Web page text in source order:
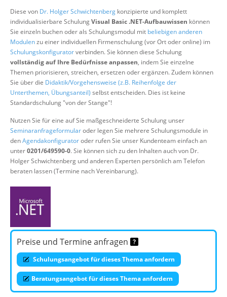
Suche
Diese von Dr. Holger Schwichtenberg konzipierte und komplett
individualisierbare SchulungVisual Basic .NET-Aufbauwissen können
Sie einzeln buchen oder als Schulungsmodul mit beliebigen anderen
Modulenzu einer individuellen Firmenschulung (vor Ort oder online) im
Schulungskonfiguratorverbinden. Sie können diese Schulung
vollständig auf Ihre Bedürfnisse anpassen, indem Sie einzelne
Themen priorisieren, streichen, ersetzen oder ergänzen. Zudem können
Sie über die Didaktik/Vorgehensweise (z.B. Reihenfolge der
Unterthemen, Übungsanteil) selbst entscheiden. Dies ist keine
Standardschulung "von der Stange"!
Nutzen Sie für eine auf Sie maßgeschneiderte Schulung unser
Seminaranfrageformularoder legen Sie mehrere Schulungsmodule in
denAgendakonfiguratoroder rufen Sie unser Kundenteam einfach an
unter0201/649590-0. Sie können sich zu den Inhalten auch von Dr.
Holger Schwichtenberg und anderen Experten persönlich am Telefon
beraten lassen (Termine nach Vereinbarung).
Preise und Termine anfragen
Schulungsangebot für dieses Thema anfordern
Beratungsangebot für dieses Thema anfordern